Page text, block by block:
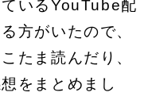
いるYouTube配
方がいたので、
たま読んだり、
をまとめまし